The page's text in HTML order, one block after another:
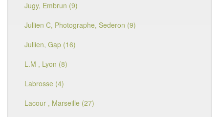
Jugy, Embrun (9)
Jullien C, Photographe, Sederon (9)
Jullien, Gap (16)
L.M , Lyon (8)
Labrosse (4)
Lacour , Marseille (27)